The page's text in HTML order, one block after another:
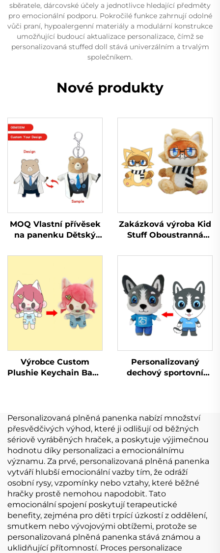
sběratele, dárcovské účely a jednotlivce hledající předměty
pro emocionální podporu. Pokročilé funkce zahrnují odolné
vůči praní, hypoalergenní materiály a modulární konstrukce
umožňující budoucí aktualizace personalizace, čímž se
personalizovaná stuffed doll stává univerzálním a trvalým
společníkem.
Nové produkty
MOQ Vlastní přívěsek
na panenku Dětský
Ošklivé logo vlastní
Keychain
Zakázková výroba Kid
Stuff Oboustranná
panenka Plyšáky
plyšová hračka
Výrobce Custom
Plushie Keychain Baby
Personalizovaný
dechový sportovní
Personalizovaná plněná panenka nabízí množství
přesvědčivých výhod, které ji odlišují od běžných
sériově vyráběných hraček, a poskytuje výjimečnou
hodnotu díky personalizaci a emocionálnímu
významu. Za prvé, personalizovaná plněná panenka
vytváří hlubší emocionální vazby tím, že odráží
osobní rysy, vzpomínky nebo vztahy, které běžné
hračky prostě nemohou napodobit. Tato
emocionální spojení poskytují terapeutické
benefity, zejména pro děti trpící úzkostí z oddělení,
smutkem nebo vývojovými obtížemi, protože se
personalizovaná plněná panenka stává známou a
uklidňující přítomností. Proces personalizace